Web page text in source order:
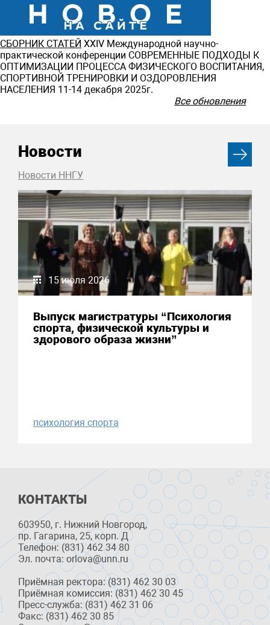
СБОРНИК СТАТЕЙ ХXIV Международной научно-
практической конференции СОВРЕМЕННЫЕ ПОДХОДЫ К
ОПТИМИЗАЦИИ ПРОЦЕССА ФИЗИЧЕСКОГО ВОСПИТАНИЯ,
СПОРТИВНОЙ ТРЕНИРОВКИ И ОЗДОРОВЛЕНИЯ
НАСЕЛЕНИЯ 11-14 декабря 2025г.
Все обновления
Новости
Новости ННГУ
15 июля 2026
Выпуск магистратуры “Психология
спорта, физической культуры и
здорового образа жизни”
психология спорта
КОНТАКТЫ
603950, г. Нижний Новгород,
пр. Гагарина, 25, корп. Д
Телефон: (831) 462 34 80
Эл. почта: orlova@unn.ru
Приёмная ректора: (831) 462 30 03
Приёмная комиссия: (831) 462 30 45
Пресс-служба: (831) 462 31 06
Факс: (831) 462 30 85